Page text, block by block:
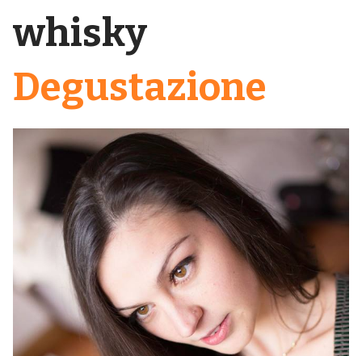
whisky
Degustazione